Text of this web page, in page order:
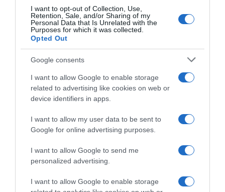
I want to opt-out of Collection, Use,
Retention, Sale, and/or Sharing of my
Personal Data that Is Unrelated with the
Purposes for which it was collected.
Opted Out
Google consents
I want to allow Google to enable storage
related to advertising like cookies on web or
device identifiers in apps.
I want to allow my user data to be sent to
Google for online advertising purposes.
I want to allow Google to send me
personalized advertising.
I want to allow Google to enable storage
Η προϋπόθεση για την ισχύ τους